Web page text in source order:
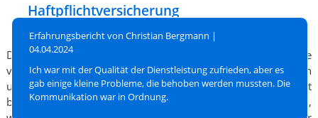
Erfahrungsbericht von Christian Bergmann |
04.04.2024
Ich war mit der Qualität der Dienstleistung zufrieden, aber es
gab einige kleine Probleme, die behoben werden mussten. Die
Kommunikation war in Ordnung.
Haftpflichtversicherung
(Grundbesitzerhaftpflicht)
Die Haftpflichtversicherung (Grundbesitzerhaftpflicht) sollte
von Vermietern von Wohneigentum und von Besitzern von
unbebauten Grundstücken abgeschlossen werden. Sie leistet
bei Personen-, Sach- und Vermögensschäden, die eintreten,